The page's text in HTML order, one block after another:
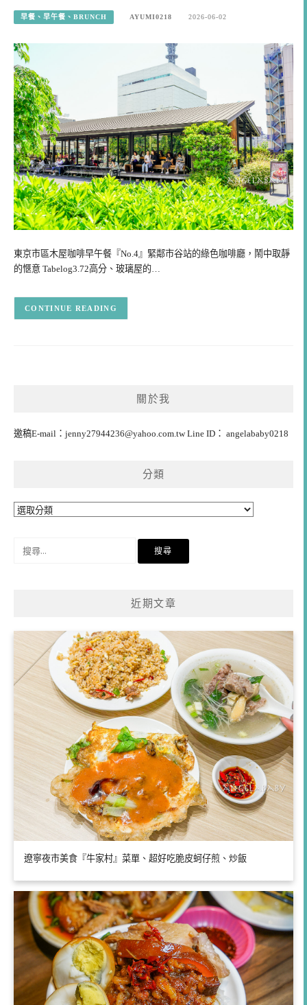
早餐、早午餐、BRUNCH AYUMI0218 2026-06-02
東京市區木屋咖啡早午餐『No.4』緊鄰市谷站的綠色咖啡廳，鬧中取靜
的愜意 Tabelog3.72高分、玻璃屋的…
CONTINUE READING
關於我
邀稿E-mail： jenny27944236@yahoo.com.twLine ID： angelababy0218
分類
分
近期文章
遼寧夜市美食『牛家村』菜單、超好吃脆皮蚵仔煎、炒飯